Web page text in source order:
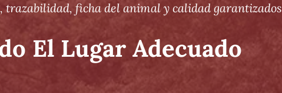
trazabilidad, ficha del animal y calidad garantizados
El Lugar Adecuado